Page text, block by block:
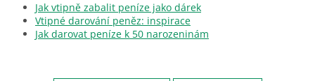
Jak vtipně zabalit peníze jako dárek
Vtipné darování peněz: inspirace
Jak darovat peníze k 50 narozeninám